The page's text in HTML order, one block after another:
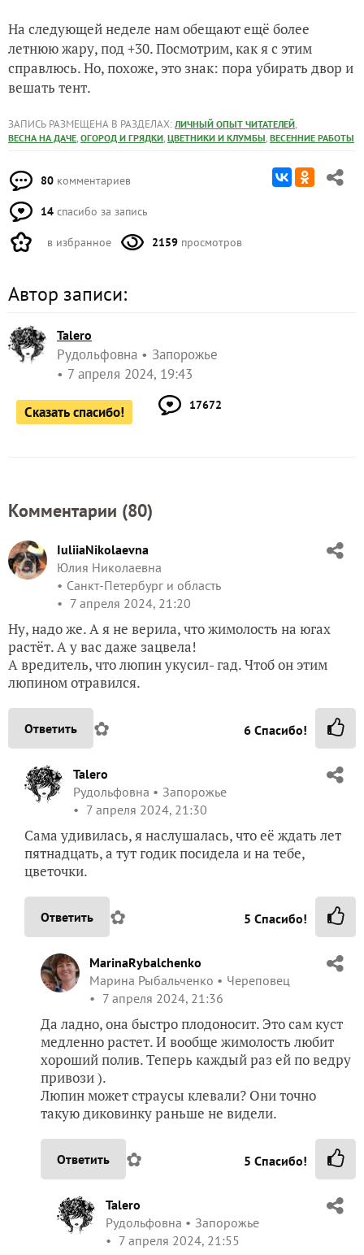
На следующей неделе нам обещают ещё более
летнюю жару, под +30. Посмотрим, как я с этим
справлюсь. Но, похоже, это знак: пора убирать двор и
вешать тент.
ЗАПИСЬ РАЗМЕЩЕНА В РАЗДЕЛАХ: ЛИЧНЫЙ ОПЫТ ЧИТАТЕЛЕЙ,
ВЕСНА НА ДАЧЕ, ОГОРОД И ГРЯДКИ, ЦВЕТНИКИ И КЛУМБЫ, ВЕСЕННИЕ РАБОТЫ
80 комментариев
14 спасибо за запись
в избранное 2159 просмотров
Автор записи:
Talero
Рудольфовна
Запорожье
7 апреля 2024, 19:43
Сказать спасибо! 17672
Комментарии (80)
IuliiaNikolaevna
Юлия Николаевна
Санкт-Петербург и область
7 апреля 2024, 21:20
Ну, надо же. А я не верила, что жимолость на югах
растёт. А у вас даже зацвела!
А вредитель, что люпин укусил- гад. Чтоб он этим
люпином отравился.
Ответить ✿ 6 Спасибо!
Talero
Рудольфовна
Запорожье
7 апреля 2024, 21:30
Сама удивилась, я наслушалась, что её ждать лет
пятнадцать, а тут годик посидела и на тебе,
цветочки.
Ответить ✿ 5 Спасибо!
MarinaRybalchenko
Марина Рыбальченко
Череповец
7 апреля 2024, 21:36
Да ладно, она быстро плодоносит. Это сам куст
медленно растет. И вообще жимолость любит
хороший полив. Теперь каждый раз ей по ведру
привози ).
Люпин может страусы клевали? Они точно
такую диковинку раньше не видели.
Ответить ✿ 5 Спасибо!
Talero
Рудольфовна
Запорожье
7 апреля 2024, 21:55